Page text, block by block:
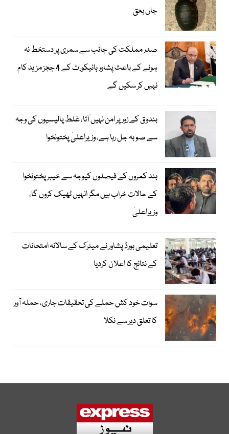
جاں بحق
صدر مملکت کی جانب سے سمری پر دستخط نہ
ہونے کے باعث پشاور ہائیکورٹ کے 4 ججز مزید کام
نہیں کر سکیں گے
بندوق کے زور پر امن نہیں آتا، غلط پالیسیوں کی وجہ
سے صوبہ جل رہا ہے، وزیراعلیٰ پختونخوا
بند کمروں کے فیصلوں کیوجہ سے خیبرپختونخوا
کے حالات خراب ہیں مگر انہیں ٹھیک کروں گا،
وزیراعلیٰ
تعلیمی بورڈ پشاور نے میٹرک کے سالانہ امتحانات
کے نتائج کا اعلان کردیا
سوات خود کش حملے کی تحقیقات جاری، حملہ آور
کا تعلق دیر سے نکلا